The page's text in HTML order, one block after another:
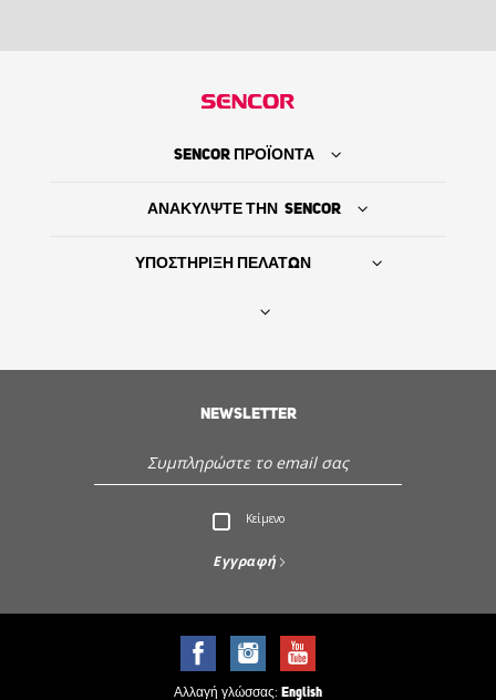
Εξυπηρέτηση - Υποστήριξη πελατών
SENCOR ΠΡΟΪΟΝΤΑ
ΑΝΑΚΥΛΨΤΕ ΤΗΝ SENCOR
ΥΠΟΣΤΗΡΙΞΗ ΠΕΛΑΤΩΝ
NEWSLETTER
Κείμενο
Εγγραφή
Αλλαγή γλώσσας: English